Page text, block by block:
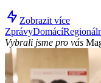
Zobrazit více
ZprávyDomácí
Vybrali jsme pro vás